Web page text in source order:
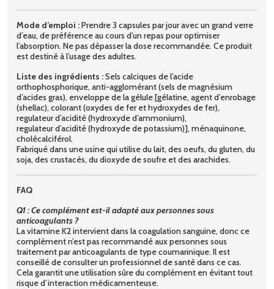
Mode d’emploi :Prendre 3 capsules par jour avec un grand verre
d’eau, de préférence au cours d’un repas pour optimiser
l’absorption. Ne pas dépasser la dose recommandée. Ce produit
est destiné à l’usage des adultes.
Liste des ingrédients :Sels calciques de l’acide
orthophosphorique, anti-agglomérant (sels de magnésium
d’acides gras), enveloppe de la gélule [gélatine, agent d’enrobage
(shellac), colorant (oxydes de fer et hydroxydes de fer),
regulateur d’acidité (hydroxyde d’ammonium),
regulateur d’acidité (hydroxyde de potassium)], ménaquinone,
cholécalciférol.
Fabriqué dans une usine qui utilise du lait, des oeufs, du gluten, du
soja, des crustacés, du dioxyde de soufre et des arachides.
FAQ
Q1 : Ce complément est-il adapté aux personnes sous
anticoagulants ?
La vitamine K2 intervient dans la coagulation sanguine, donc ce
complément n’est pas recommandé aux personnes sous
traitement par anticoagulants de type coumarinique. Il est
conseillé de consulter un professionnel de santé dans ce cas.
Cela garantit une utilisation sûre du complément en évitant tout
risque d’interaction médicamenteuse.